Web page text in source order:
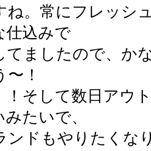
ね。常にフレッシ
仕込みで
てましたので、か
！
！そして数日アウ
たいで、
ンドもやりたくな